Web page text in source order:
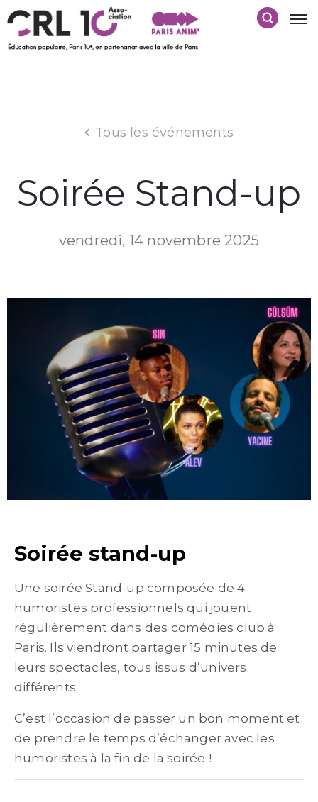
Tous les événements
Soirée Stand-up
vendredi, 14 novembre 2025
Soirée stand-up
Une soirée Stand-up composée de 4
humoristes professionnels qui jouent
régulièrement dans des comédies club à
Paris. Ils viendront partager 15 minutes de
leurs spectacles, tous issus d’univers
différents.
C’est l’occasion de passer un bon moment et
de prendre le temps d’échanger avec les
humoristes à la fin de la soirée !